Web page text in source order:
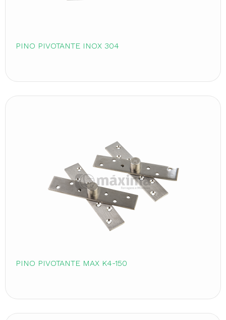
PINO PIVOTANTE INOX 304
PINO PIVOTANTE MAX K4-150